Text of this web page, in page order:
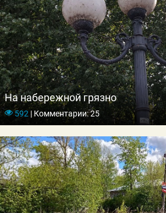
На набережной грязно
592 |Комментарии: 25